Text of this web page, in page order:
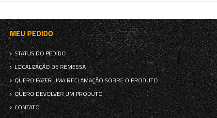
MEU PEDIDO
STATUS DO PEDIDO
LOCALIZAÇÃO DE REMESSA
QUERO FAZER UMA RECLAMAÇÃO SOBRE O PRODUTO
QUERO DEVOLVER UM PRODUTO
CONTATO